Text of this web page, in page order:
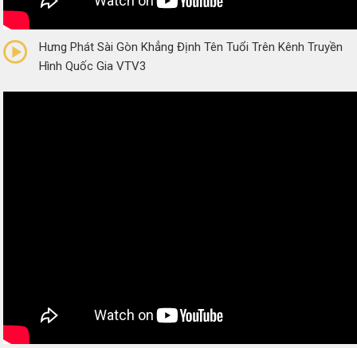
(0 Reviews)
Hưng Phát Sài Gòn Khẳng Định Tên Tuổi Trên Kênh Truyền
Hình Quốc Gia VTV3
(0 Reviews)